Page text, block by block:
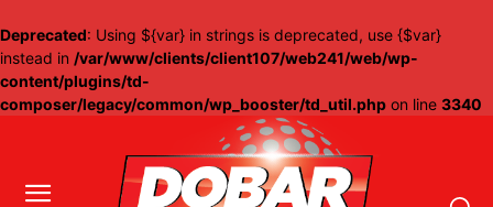
Deprecated: Using ${var} in strings is deprecated, use {$var}
instead in /var/www/clients/client107/web241/web/wp-
content/plugins/td-
composer/legacy/common/wp_booster/td_util.php on line 3340